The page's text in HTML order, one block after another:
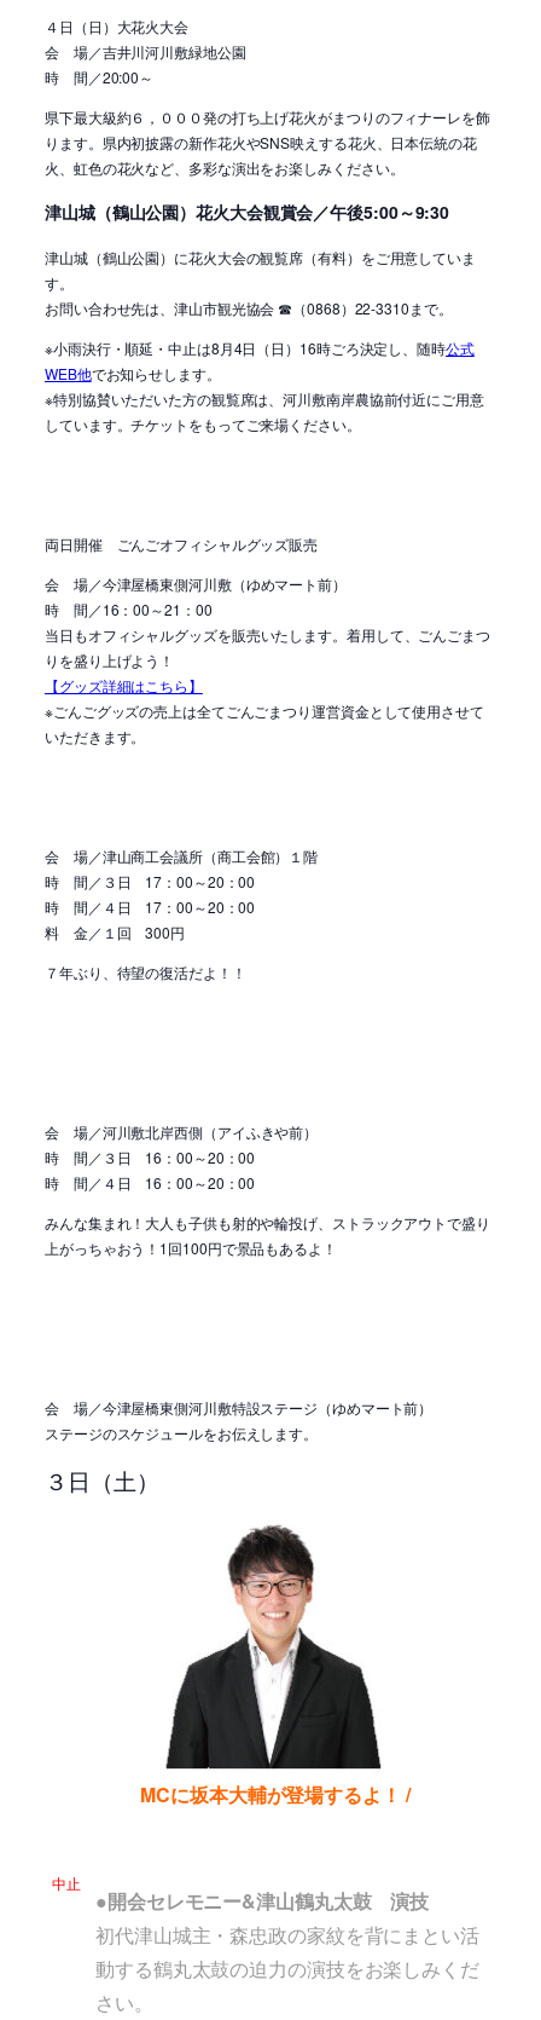
４日（日）大花火大会
会 場／吉井川河川敷緑地公園
時 間／20:00～
県下最大級約６，０００発の打ち上げ花火がまつりのフィナーレを飾
ります。県内初披露の新作花火やSNS映えする花火、日本伝統の花
火、虹色の花火など、多彩な演出をお楽しみください。
津山城（鶴山公園）花火大会観賞会／午後5:00～9:30
津山城（鶴山公園）に花火大会の観覧席（有料）をご用意していま
す。
お問い合わせ先は、津山市観光協会 ☎（0868）22-3310まで。
※小雨決行・順延・中止は8月4日（日）16時ごろ決定し、随時公式
WEB他でお知らせします。
※特別協賛いただいた方の観覧席は、河川敷南岸農協前付近にご用意
しています。チケットをもってご来場ください。
両日開催 ごんごオフィシャルグッズ販売
会 場／今津屋橋東側河川敷（ゆめマート前）
時 間／16：00～21：00
当日もオフィシャルグッズを販売いたします。着用して、ごんごまつ
りを盛り上げよう！
【グッズ詳細はこちら】
※ごんごグッズの売上は全てごんごまつり運営資金として使用させて
いただきます。
会 場／津山商工会議所（商工会館）１階
時 間／３日 17：00～20：00
時 間／４日 17：00～20：00
料 金／１回 300円
７年ぶり、待望の復活だよ！！
会 場／河川敷北岸西側（アイふきや前）
時 間／３日 16：00～20：00
時 間／４日 16：00～20：00
みんな集まれ！大人も子供も射的や輪投げ、ストラックアウトで盛り
上がっちゃおう！1回100円で景品もあるよ！
会 場／今津屋橋東側河川敷特設ステージ（ゆめマート前）
ステージのスケジュールをお伝えします。
３日（土）
MCに坂本大輔が登場するよ！ /
中止
●開会セレモニー&津山鶴丸太鼓 演技
初代津山城主・森忠政の家紋を背にまとい活
動する鶴丸太鼓の迫力の演技をお楽しみくだ
さい。